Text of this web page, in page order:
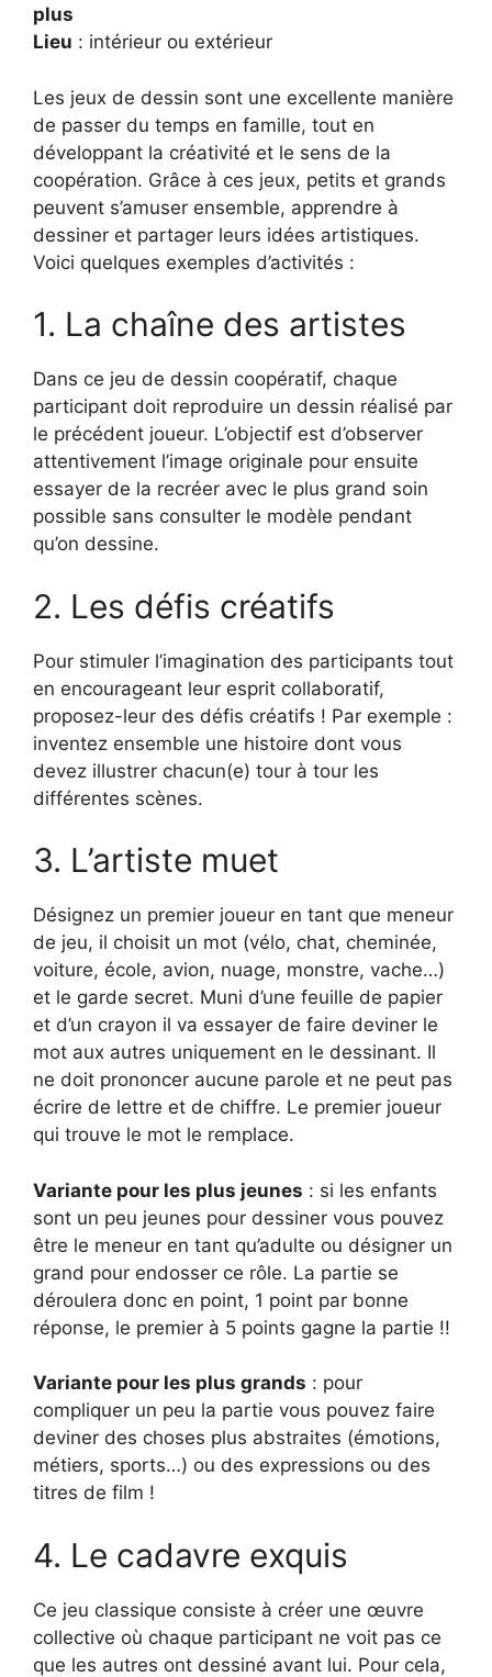
plus
Lieu : intérieur ou extérieur
Les jeux de dessin sont une excellente manière
de passer du temps en famille, tout en
développant la créativité et le sens de la
coopération. Grâce à ces jeux, petits et grands
peuvent s’amuser ensemble, apprendre à
dessiner et partager leurs idées artistiques.
Voici quelques exemples d’activités :
1. La chaîne des artistes
Dans ce jeu de dessin coopératif, chaque
participant doit reproduire un dessin réalisé par
le précédent joueur. L’objectif est d’observer
attentivement l’image originale pour ensuite
essayer de la recréer avec le plus grand soin
possible sans consulter le modèle pendant
qu’on dessine.
2. Les défis créatifs
Pour stimuler l’imagination des participants tout
en encourageant leur esprit collaboratif,
proposez-leur des défis créatifs ! Par exemple :
inventez ensemble une histoire dont vous
devez illustrer chacun(e) tour à tour les
différentes scènes.
3. L’artiste muet
Désignez un premier joueur en tant que meneur
de jeu, il choisit un mot (vélo, chat, cheminée,
voiture, école, avion, nuage, monstre, vache…)
et le garde secret. Muni d’une feuille de papier
et d’un crayon il va essayer de faire deviner le
mot aux autres uniquement en le dessinant. Il
ne doit prononcer aucune parole et ne peut pas
écrire de lettre et de chiffre. Le premier joueur
qui trouve le mot le remplace.
Variante pour les plus jeunes : si les enfants
sont un peu jeunes pour dessiner vous pouvez
être le meneur en tant qu’adulte ou désigner un
grand pour endosser ce rôle. La partie se
déroulera donc en point, 1 point par bonne
réponse, le premier à 5 points gagne la partie !!
Variante pour les plus grands : pour
compliquer un peu la partie vous pouvez faire
deviner des choses plus abstraites (émotions,
métiers, sports…) ou des expressions ou des
titres de film !
4. Le cadavre exquis
Ce jeu classique consiste à créer une œuvre
collective où chaque participant ne voit pas ce
que les autres ont dessiné avant lui. Pour cela,